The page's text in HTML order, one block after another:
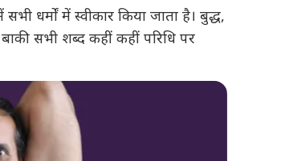
धर्मों में स्वीकार किया जाता है। बुद्ध,
सभी शब्द कहीं कहीं परिधि पर